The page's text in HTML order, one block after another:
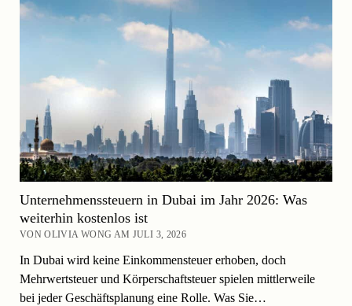
Unternehmenssteuern in Dubai im Jahr 2026: Was
weiterhin kostenlos ist
VON OLIVIA WONG AM JULI 3, 2026
In Dubai wird keine Einkommensteuer erhoben, doch
Mehrwertsteuer und Körperschaftsteuer spielen mittlerweile
bei jeder Geschäftsplanung eine Rolle. Was Sie…